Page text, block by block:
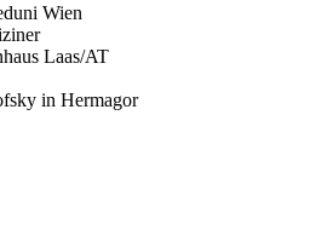
Wien
Laas/AT
in Hermagor